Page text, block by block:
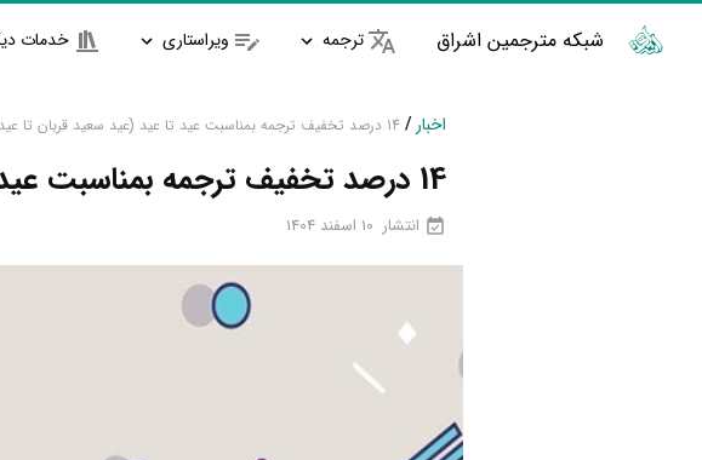
شبکه مترجمین اشراق ترجمه ویراستاری خدمات
اخبار / 14 درصد تخفیف ترجمه بمناسبت عید تا عید (عید سعید قربان تا عید سعید غدیر خم)
14 درصد تخفیف ترجمه بمناسبت عید تا عید (عید سعید قربان تا عید سعید غدیر خم)
انتشار 10 اسفند 1404